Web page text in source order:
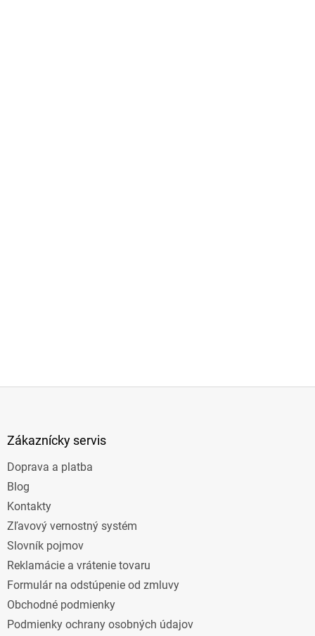
Zákaznícky servis
Doprava a platba
Blog
Kontakty
Zľavový vernostný systém
Slovník pojmov
Reklamácie a vrátenie tovaru
Formulár na odstúpenie od zmluvy
Obchodné podmienky
Podmienky ochrany osobných údajov